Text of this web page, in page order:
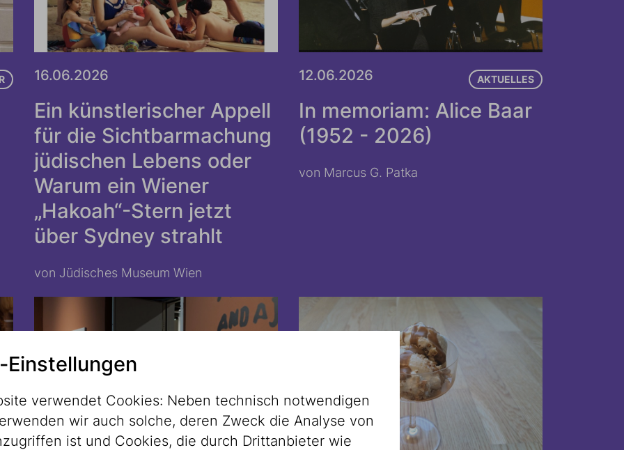
16.06.2026
Ein künstlerischer Appell
für die Sichtbarmachung
jüdischen Lebens oder
Warum ein Wiener
„Hakoah“-Stern jetzt
über Sydney strahlt
von Jüdisches Museum Wien
12.06.2026 AKTUELLES
In memoriam: Alice Baar
(1952 - 2026)
von Marcus G. Patka
Einstellungen
verwendet Cookies: Neben technisch notwendigen
wir auch solche, deren Zweck die Analyse von
ist und Cookies, die durch Drittanbieter wie